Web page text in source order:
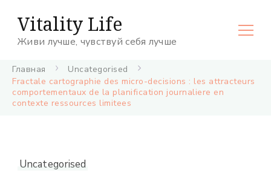
Vitality Life
Живи лучше, чувствуй себя лучше
Главная
Uncategorised
Fractale cartographie des micro-decisions : les attracteurs
comportementaux de la planification journaliere en
contexte ressources limitees
Uncategorised